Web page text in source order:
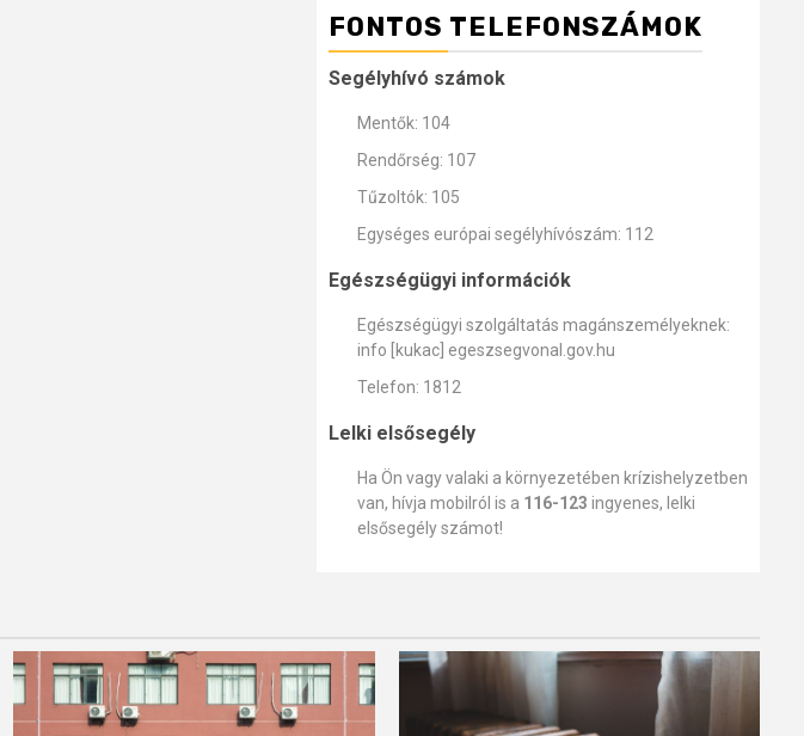
FONTOS TELEFONSZÁMOK
Segélyhívó számok
Mentők: 104
Rendőrség: 107
Tűzoltók: 105
Egységes európai segélyhívószám: 112
Egészségügyi információk
Egészségügyi szolgáltatás magánszemélyeknek:
info [kukac] egeszsegvonal.gov.hu
Telefon: 1812
Lelki elsősegély
Ha Ön vagy valaki a környezetében krízishelyzetben
van, hívja mobilról is a 116-123 ingyenes, lelki
elsősegély számot!